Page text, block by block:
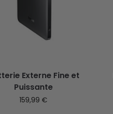
Externe Fine et
Puissante
159,99€